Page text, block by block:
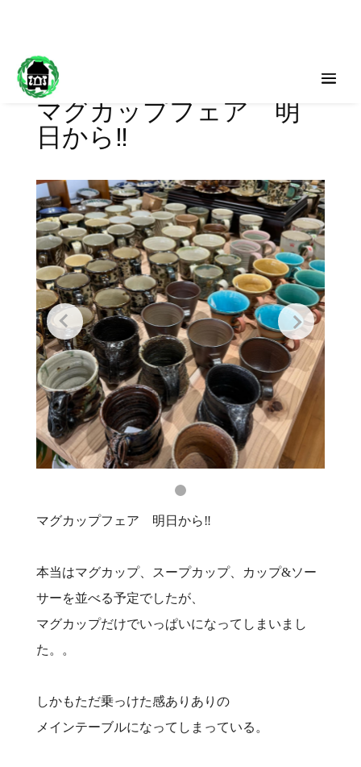
マグカップフェア 明
日から‼️
マグカップフェア 明日から‼️
本当はマグカップ、スープカップ、カップ&ソー
サーを並べる予定でしたが、
マグカップだけでいっぱいになってしまいまし
た。。
しかもただ乗っけた感ありありの
メインテーブルになってしまっている。